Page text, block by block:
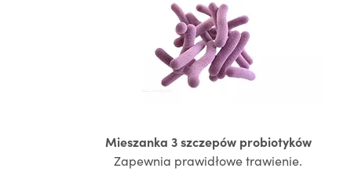
Mieszanka 3 szczepów probiotyków
Zapewnia prawidłowe trawienie.